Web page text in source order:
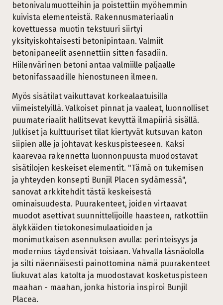
betonivalumuotteihin ja poistettiin myöhemmin
kuivista elementeistä. Rakennusmateriaalin
kovettuessa muotin tekstuuri siirtyi
yksityiskohtaisesti betonipintaan. Valmiit
betonipaneelit asennettiin sitten fasadiin.
Hiilenvärinen betoni antaa valmiille paljaalle
betonifassaadille hienostuneen ilmeen.
Myös sisätilat vaikuttavat korkealaatuisilla
viimeistelyillä. Valkoiset pinnat ja vaaleat, luonnolliset
puumateriaalit hallitsevat kevyttä ilmapiiriä sisällä.
Julkiset ja kulttuuriset tilat kiertyvät kutsuvan katon
siipien alle ja johtavat keskuspisteeseen. Kaksi
kaarevaa rakennetta luonnonpuusta muodostavat
sisätilojen keskeiset elementit. "Tämä on tukemisen
ja yhteyden konsepti Bunjil Placen sydämessä",
sanovat arkkitehdit tästä keskeisestä
ominaisuudesta. Puurakenteet, joiden virtaavat
muodot asettivat suunnittelijoille haasteen, ratkottiin
älykkäiden tietokonesimulaatioiden ja
monimutkaisen asennuksen avulla: perinteisyys ja
modernius täydensivät toisiaan. Vahvalla läsnäololla
ja silti näennäisesti painottomina nämä puurakenteet
liukuvat alas katolta ja muodostavat kosketuspisteen
maahan - maahan, jonka historia inspiroi Bunjil
Placea.